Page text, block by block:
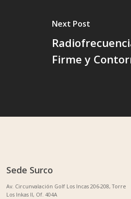
Next Post
Firme y
Sede Surco
Av. Circunvalación Golf Los Incas 206-208, Torre
Los Inkas II, Of. 404A